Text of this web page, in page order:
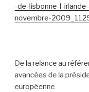
-de-lisbonne-l-
novembre-
De la relance au
avancées de la
européenne